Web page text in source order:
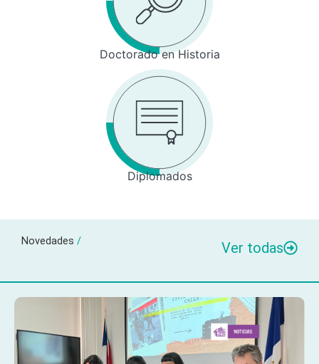
Doctorado en Historia
Diplomados
Novedades / Ver todas